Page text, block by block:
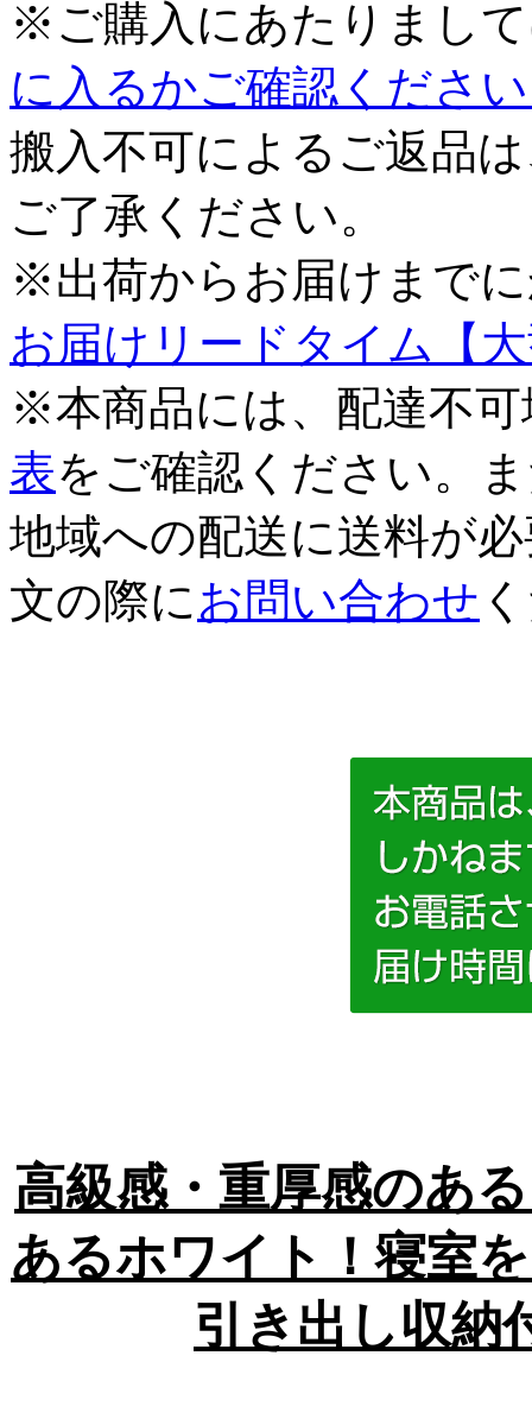
※ご購入にあたりまし
に入るかご確認くださ
搬入不可によるご返品
ご了承ください。
※出荷からお届けまで
お届けリードタイム【
※本商品には、配達不
表をご確認ください。
地域への配送に送料が
文の際に お問い合わせ
高級感・重厚感のあ
あるホワイト！寝室
引き出し収納